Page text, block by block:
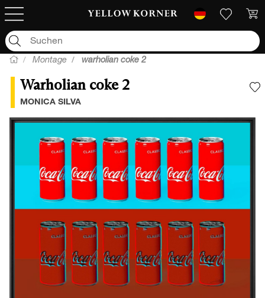
Montage warholian coke 2
Warholian coke 2
MONICA SILVA